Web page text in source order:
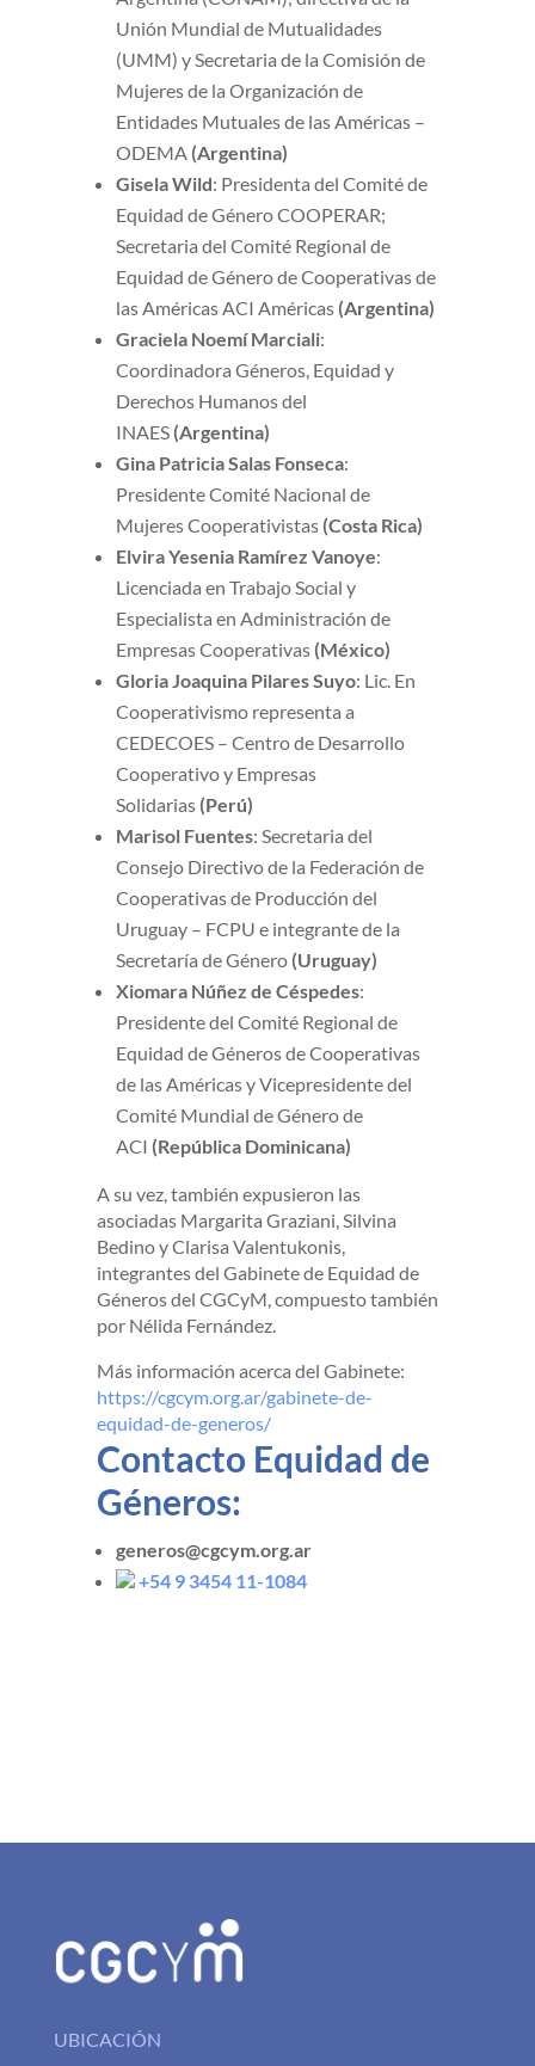
Unión Mundial de Mutualidades
(UMM) y Secretaria de la Comisión de
Mujeres de la Organización de
Entidades Mutuales de las Américas –
ODEMA (Argentina)
Gisela Wild: Presidenta del Comité de
Equidad de Género COOPERAR;
Secretaria del Comité Regional de
Equidad de Género de Cooperativas de
las Américas ACI Américas (Argentina)
Graciela Noemí Marciali:
Coordinadora Géneros, Equidad y
Derechos Humanos del
INAES (Argentina)
Gina Patricia Salas Fonseca:
Presidente Comité Nacional de
Mujeres Cooperativistas (Costa Rica)
Elvira Yesenia Ramírez Vanoye:
Licenciada en Trabajo Social y
Especialista en Administración de
Empresas Cooperativas (México)
Gloria Joaquina Pilares Suyo: Lic. En
Cooperativismo representa a
CEDECOES – Centro de Desarrollo
Cooperativo y Empresas
Solidarias (Perú)
Marisol Fuentes: Secretaria del
Consejo Directivo de la Federación de
Cooperativas de Producción del
Uruguay – FCPU e integrante de la
Secretaría de Género (Uruguay)
Xiomara Núñez de Céspedes:
Presidente del Comité Regional de
Equidad de Géneros de Cooperativas
de las Américas y Vicepresidente del
Comité Mundial de Género de
ACI (República Dominicana)
A su vez, también expusieron las
asociadas Margarita Graziani, Silvina
Bedino y Clarisa Valentukonis,
integrantes del Gabinete de Equidad de
Géneros del CGCyM, compuesto también
por Nélida Fernández.
Más información acerca del Gabinete:
https://cgcym.org.ar/gabinete-de-
equidad-de-generos/
Contacto Equidad de
Géneros:
generos@cgcym.org.ar
+54 9 3454 11-1084
UBICACIÓN